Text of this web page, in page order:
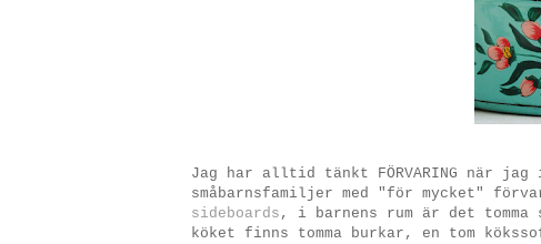
Jag har alltid tänkt FÖRVARING när
småbarnsfamiljer med "för mycket"
sideboards , i barnens rum är det
köket finns tomma burkar, en tom